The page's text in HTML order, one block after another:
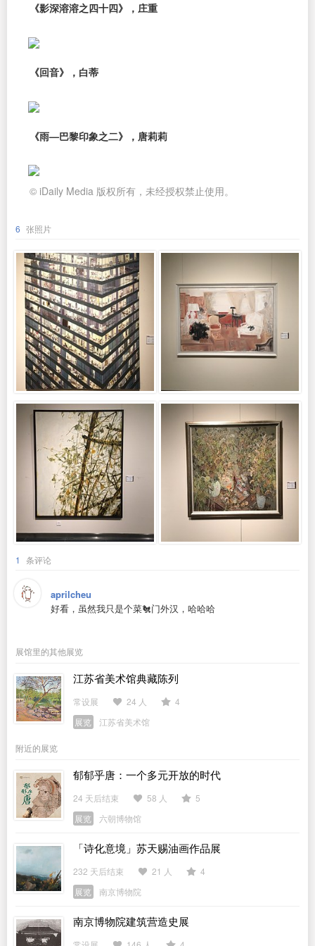
《影深溶溶之四十四》，庄重
《回音》，白蒂
《雨—巴黎印象之二》，唐莉莉
© iDaily Media 版权所有，未经授权禁止使用。
6 张照片
1 条评论
aprilcheu
好看，虽然我只是个菜🐔门外汉，哈哈哈
展馆里的其他展览
江苏省美术馆典藏陈列
常设展 24 人
4
展览
江苏省美术馆
附近的展览
郁郁乎唐：一个多元开放的时代
24 天后结束 58 人
5
展览
六朝博物馆
「诗化意境」苏天赐油画作品展
232 天后结束 21 人
4
展览
南京博物院
南京博物院建筑营造史展